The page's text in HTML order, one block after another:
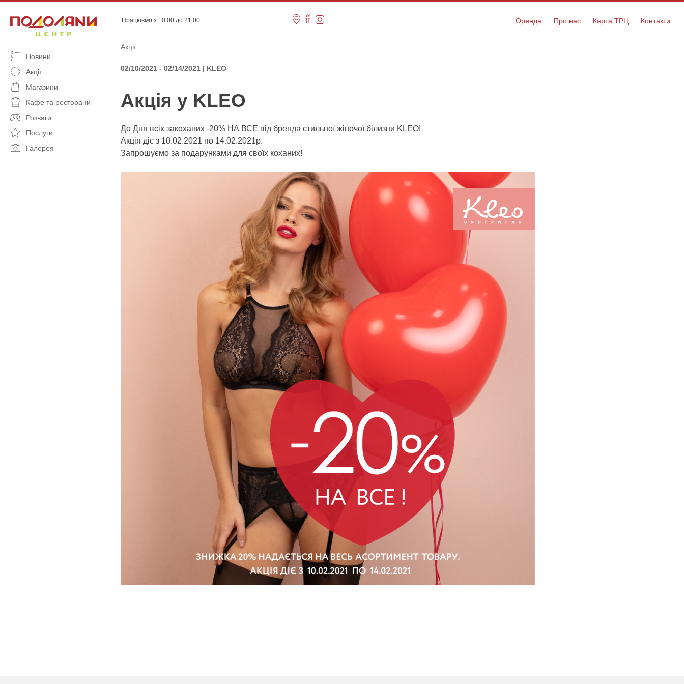
content
Працюємо з 10:00 до 21:00 Оренда Про нас Карта ТРЦ Контакти
Новини
Акції
Магазини
Кафе та ресторани
Розваги
Послуги
Галерея
Акції
02/10/2021 - 02/14/2021 | KLEO
Акція у KLEO
До Дня всіх закоханих -20% НА ВСЕ від бренда стильної жіночої білизни KLEO!
Акція діє з 10.02.2021 по 14.02.2021р.
Запрошуємо за подарунками для своїх коханих!